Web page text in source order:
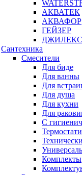
АКВАТЕК
АКВАФОР
ГЕЙЗЕР
ДЖИЛЕКС
Сантехника
Смесители
Для биде
Для ванны
Для
Для душа
Для кухни
Для
С
Комплекты